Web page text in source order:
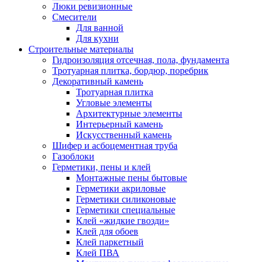
Люки ревизионные
Смесители
Для ванной
Для кухни
Строительные материалы
Гидроизоляция отсечная, пола, фундамента
Тротуарная плитка, бордюр, поребрик
Декоративный камень
Тротуарная плитка
Угловые элементы
Архитектурные элементы
Интерьерный камень
Искусственный камень
Шифер и асбоцементная труба
Газоблоки
Герметики, пены и клей
Монтажные пены бытовые
Герметики акриловые
Герметики силиконовые
Герметики специальные
Клей «жидкие гвозди»
Клей для обоев
Клей паркетный
Клей ПВА